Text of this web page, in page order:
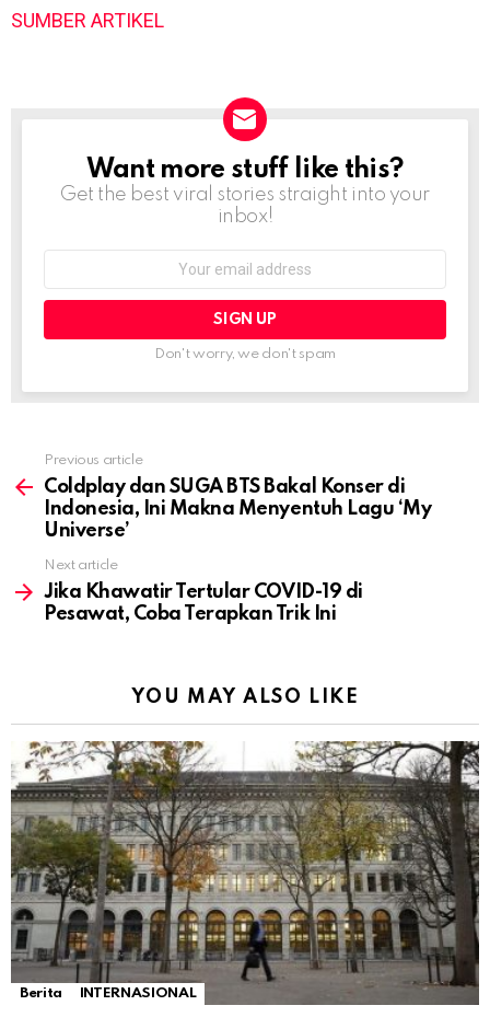
SUMBER ARTIKEL
NEWSLETTER
Want more stuff like this?
Get the best viral stories straight into your
inbox!
Don't worry, we don't spam
more
Previous article
Coldplay dan SUGA BTS Bakal Konser di
Indonesia, Ini Makna Menyentuh Lagu ‘My
Universe’
Next article
Jika Khawatir Tertular COVID-19 di
Pesawat, Coba Terapkan Trik Ini
YOU MAY ALSO LIKE
Berita INTERNASIONAL